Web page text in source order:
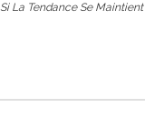
Si La Tendance Se Maintient